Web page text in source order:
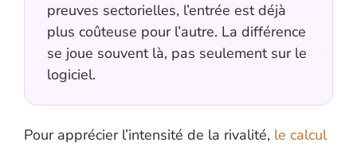
preuves sectorielles, l’entrée est déjà
plus coûteuse pour l’autre. La différence
se joue souvent là, pas seulement sur le
logiciel.
Pour apprécier l’intensité de la rivalité, le calcul